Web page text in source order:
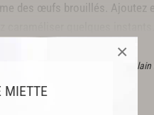
MIETTE
×
des œufs brouillés. Ajoutez
le monde" publié aux Éditions Alain
Premium